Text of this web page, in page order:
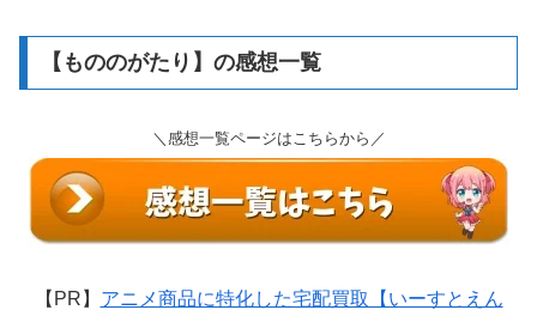
【もののがたり】の感想一覧
＼感想一覧ページはこちらから／
【PR】 アニメ商品に特化した宅配買取【いーすとえん